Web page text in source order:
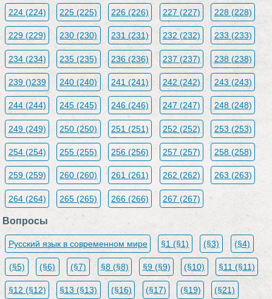
224 (224) 225 (225) 226 (226) 227 (227) 228 (228)
229 (229) 230 (230) 231 (231) 232 (232) 233 (233)
234 (234) 235 (235) 236 (236) 237 (237) 238 (238)
239 ()239 240 (240) 241 (241) 242 (242) 243 (243)
244 (244) 245 (245) 246 (246) 247 (247) 248 (248)
249 (249) 250 (250) 251 (251) 252 (252) 253 (253)
254 (254) 255 (255) 256 (256) 257 (257) 258 (258)
259 (259) 260 (260) 261 (261) 262 (262) 263 (263)
264 (264) 265 (265) 266 (266) 267 (267)
Вопросы
Русский язык в современном мире §1 (§1) (§3) (§4)
(§5) (§6) (§7) §8 (§8) §9 (§9) (§10) §11 (§11)
§12 (§12) §13 (§13) (§16) (§17) (§19) (§21)